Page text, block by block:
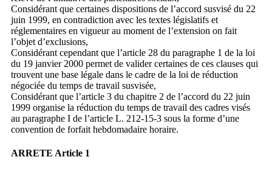
Considérant que certaines dispositions de l’accord susvisé du 22
juin 1999, en contradiction avec les textes législatifs et
réglementaires en vigueur au moment de l’extension on fait
l’objet d’exclusions,
Considérant cependant que l’article 28 du paragraphe 1 de la loi
du 19 janvier 2000 permet de valider certaines de ces clauses qui
trouvent une base légale dans le cadre de la loi de réduction
négociée du temps de travail susvisée,
Considérant que l’article 3 du chapitre 2 de l’accord du 22 juin
1999 organise la réduction du temps de travail des cadres visés
au paragraphe I de l’article L. 212-15-3 sous la forme d’une
convention de forfait hebdomadaire horaire.
ARRETE Article 1